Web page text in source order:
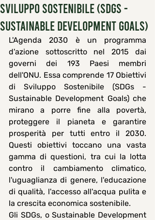
SVILUPPO SOSTENIBILE (SDGs -
Sustainable Development Goals)
L'Agenda 2030 è un programma
d'azione sottoscritto nel 2015 dai
governi dei 193 Paesi membri
dell'ONU. Essa comprende 17 Obiettivi
di Sviluppo Sostenibile
Sustainable Development Goals) che
mirano a porre fine alla povertà,
proteggere il pianeta e garantire
prosperità per tutti entro il 2030.
Questi obiettivi toccano una vasta
gamma di questioni, tra cui la lotta
contro il cambiamento climatico,
l'uguaglianza di genere, l'educazione
di qualità, l'accesso all'acqua pulita e
la crescita economica sostenibile.
Gli SDGs, o Sustainable Development